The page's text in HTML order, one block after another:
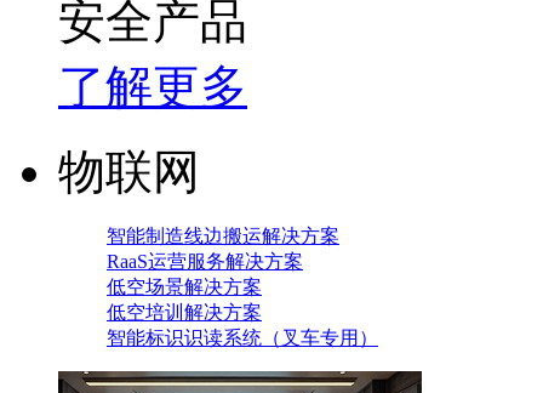
安全产品
了解更多
物联网
智能制造线边搬运解决方案
RaaS运营服务解决方案
低空场景解决方案
低空培训解决方案
智能标识识读系统（叉车专用）